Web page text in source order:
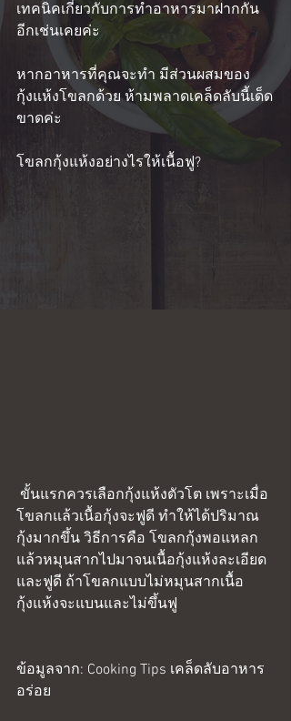
เทคนิคเกี่ยวกับการทำอาหารมาฝากกัน
อีกเช่นเคยค่ะ
หากอาหารที่คุณจะทำ มีส่วนผสมของ
กุ้งแห้งโขลกด้วย ห้ามพลาดเคล็ดลับนี้เด็ด
ขาดค่ะ
โขลกกุ้งแห้งอย่างไรให้เนื้อฟู?
โขลกแล้วเนื้อกุ้งจะฟูดี ทำให้ได้ปริมาณ
กุ้งมากขึ้น วิธีการคือ โขลกกุ้งพอแหลก
แล้วหมุนสากไปมาจนเนื้อกุ้งแห้งละเอียด
และฟูดี ถ้าโขลกแบบไม่หมุนสากเนื้อ
กุ้งแห้งจะแบนและไม่ขึ้นฟู
ข้อมูลจาก: Cooking Tips เคล็ดลับอาหาร
อร่อย